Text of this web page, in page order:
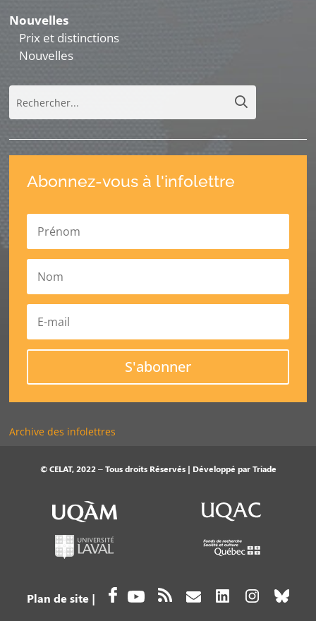
Nouvelles
Prix et distinctions
Nouvelles
Abonnez-vous à l'infolettre
S'abonner
Archive des infolettres
© CELAT, 2022 – Tous droits Réservés | Développé parTriade
Plan de site|